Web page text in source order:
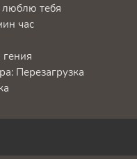
люблю тебя
час
Перезагрузка